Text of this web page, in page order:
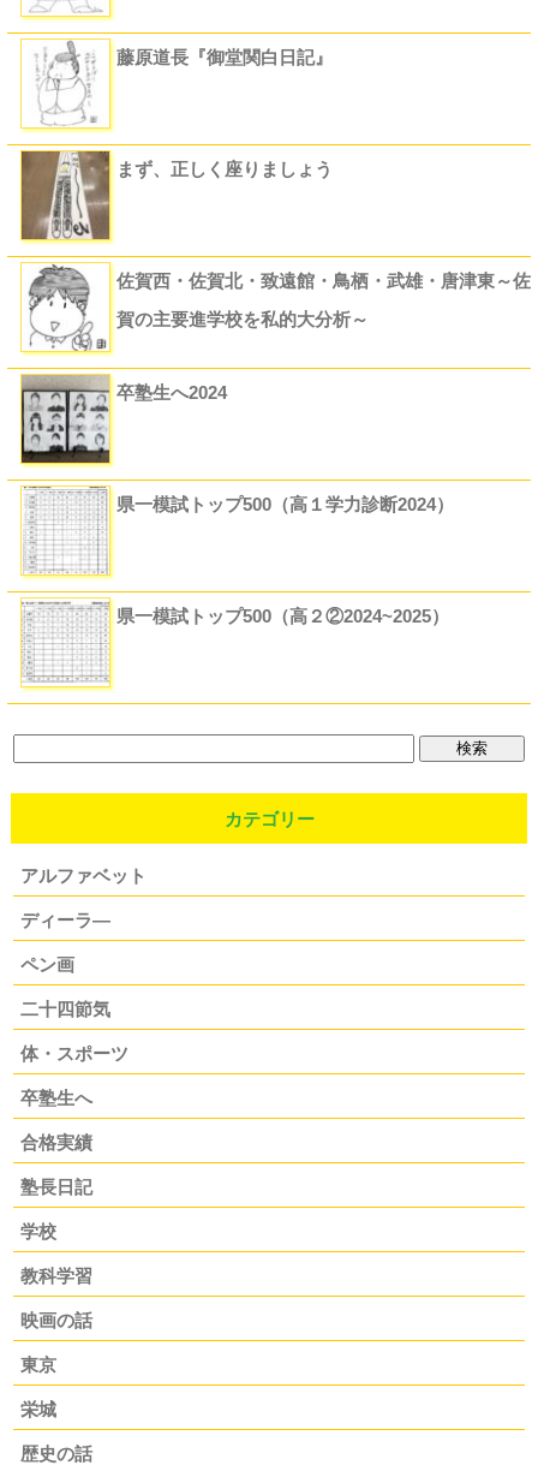
藤原道長『御堂関白日記』
まず、正しく座りましょう
佐賀西・佐賀北・致遠館・鳥栖・武雄・唐津東～佐
賀の主要進学校を私的大分析～
卒塾生へ2024
県一模試トップ500（高１学力診断2024）
県一模試トップ500（高２②2024~2025）
カテゴリー
アルファベット
ディーラ―
ペン画
二十四節気
体・スポーツ
卒塾生へ
合格実績
塾長日記
学校
教科学習
映画の話
東京
栄城
歴史の話